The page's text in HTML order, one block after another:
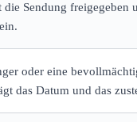
Sendung freigegeben
oder eine
das Datum und das